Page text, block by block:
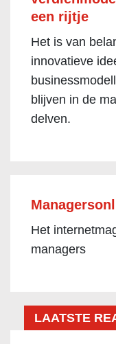
een rijtje
Het is van
innovatieve
blijven in de
delven.
Het
managers
LAATSTE